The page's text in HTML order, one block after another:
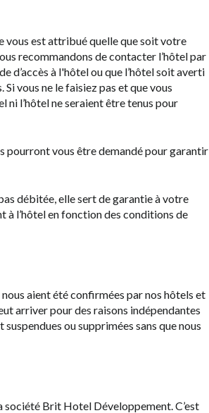
vous est attribué quelle que soit votre
recommandons de contacter l’hôtel par
d’accès à l'hôtel ou que l’hôtel soit averti
vous ne le faisiez pas et que vous
ni l’hôtel ne seraient être tenus pour
pourront vous être demandé pour garantir
débitée, elle sert de garantie à votre
à l’hôtel en fonction des conditions de
aient été confirmées par nos hôtels et
arriver pour des raisons indépendantes
ou supprimées sans que nous
société Brit Hotel Développement. C’est